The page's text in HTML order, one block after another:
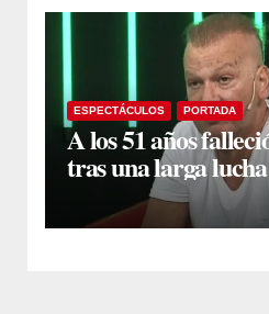
ESPECTÁCULOS PORTADA
A los 51 años
tras una larga